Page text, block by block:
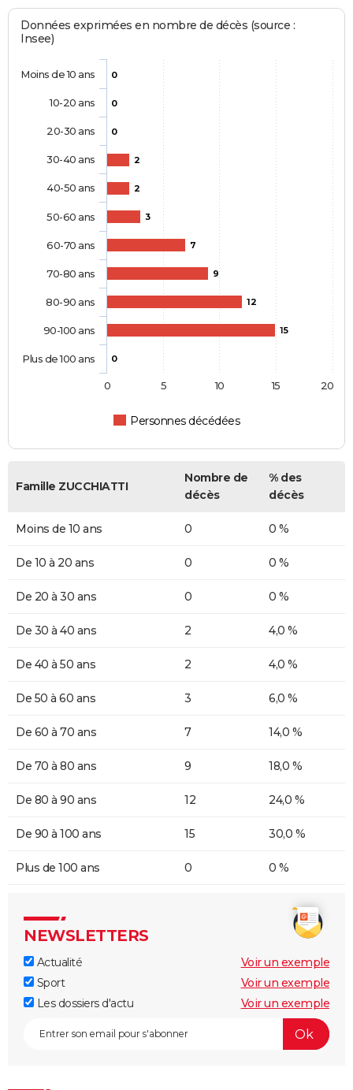
Données exprimées en nombre de décès (source :
Insee)
0
0
0
2
2
3
7
9
12
15
0
Personnes décédées
Moins de 10 ans
10-20 ans
20-30 ans
30-40 ans
40-50 ans
50-60 ans
60-70 ans
70-80 ans
80-90 ans
90-100 ans
Plus de 100 ans
0 5 10 15 20
Famille ZUCCHIATTI
Nombre de
décès
% des
décès
Moins de 10 ans 0 0 %
De 10 à 20 ans 0 0 %
De 20 à 30 ans 0 0 %
De 30 à 40 ans 2 4,0 %
De 40 à 50 ans 2 4,0 %
De 50 à 60 ans 3 6,0 %
De 60 à 70 ans 7 14,0 %
De 70 à 80 ans 9 18,0 %
De 80 à 90 ans 12 24,0 %
De 90 à 100 ans 15 30,0 %
Plus de 100 ans 0 0 %
NEWSLETTERS
Actualité
Voir un exemple
Sport
Voir un exemple
Les dossiers d'actu
Voir un exemple